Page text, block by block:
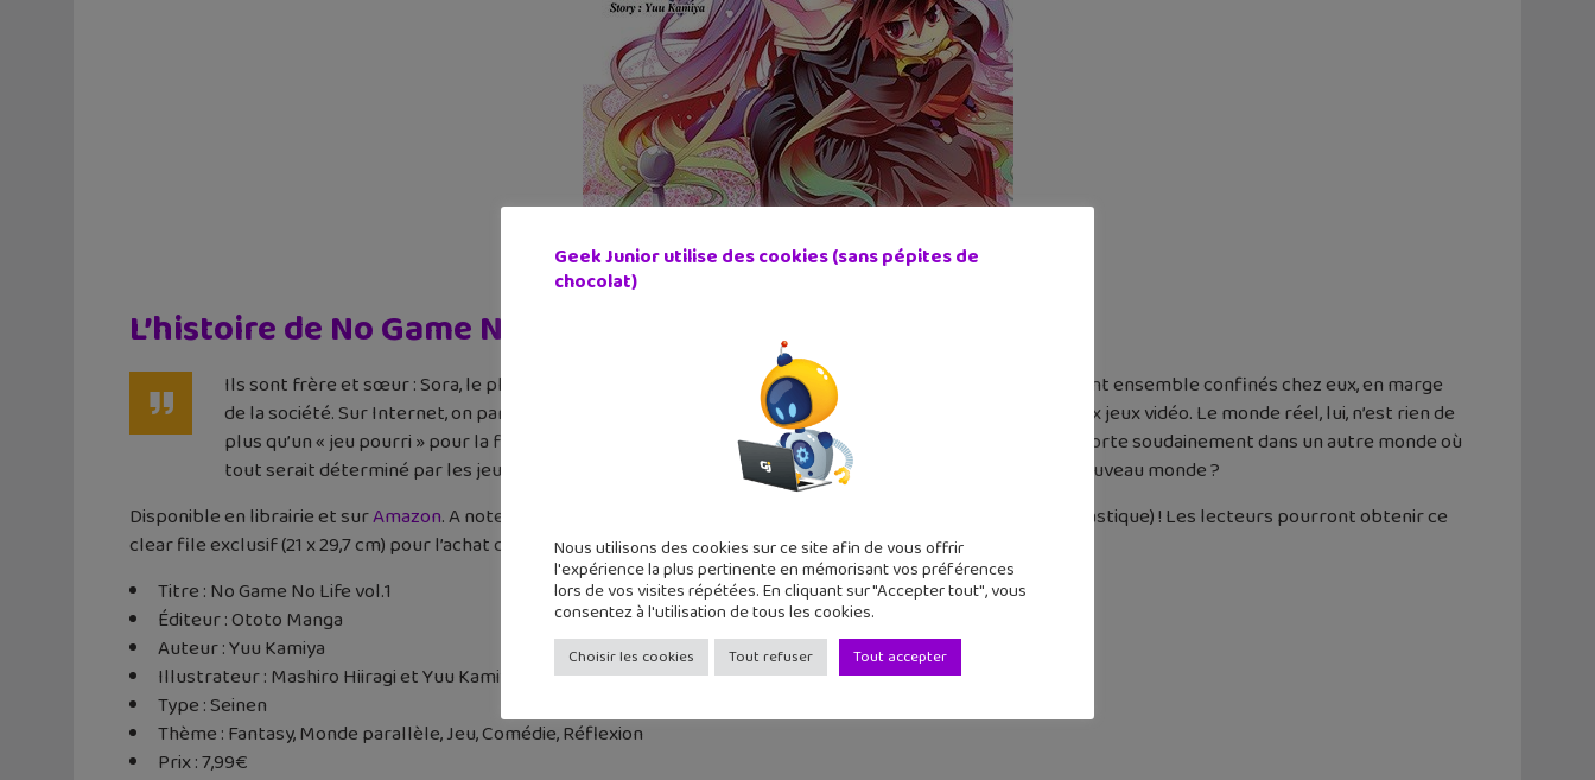
L’histoire de No Game No Life
Ils sont frère et sœur : Sora, le plus grand est sans emploi, la plus jeune, Shiro, est déscolarisée. Ils vivent ensemble confinés chez eux, en marge
de la société. Sur Internet, on parle d’eux comme une véritable légende urbaine, au vu de leur talent aux jeux vidéo. Le monde réel, lui, n’est rien de
plus qu’un « jeu pourri » pour la fratrie. Mais un beau jour, quelqu’un se surnommant « Dieu » les transporte soudainement dans un autre monde où
tout serait déterminé par les jeux ! Ces deux rebuts de la société deviendront-ils les sauveurs de ce nouveau monde ?
Disponible en librairie et surAmazon. A noter que les éditions Ototo lancent une opération clear file (pochette plastique) ! Les lecteurs pourront obtenir ce
clear file exclusif (21 x 29,7 cm) pour l’achat du tome 1 du manga No Game No Life.
Titre : No Game No Life vol.1
Éditeur : Ototo Manga
Auteur : Yuu Kamiya
Illustrateur : Mashiro Hiiragi et Yuu Kamiya
Type : Seinen
Thème : Fantasy, Monde parallèle, Jeu, Comédie, Réflexion
Prix : 7,99€
Geek Junior utilise des cookies (sans pépites de
chocolat)
Nous utilisons des cookies sur ce site afin de vous offrir
l'expérience la plus pertinente en mémorisant vos préférences
lors de vos visites répétées. En cliquant sur "Accepter tout", vous
consentez à l'utilisation de tous les cookies.
Choisir les cookies Tout refuser Tout accepter